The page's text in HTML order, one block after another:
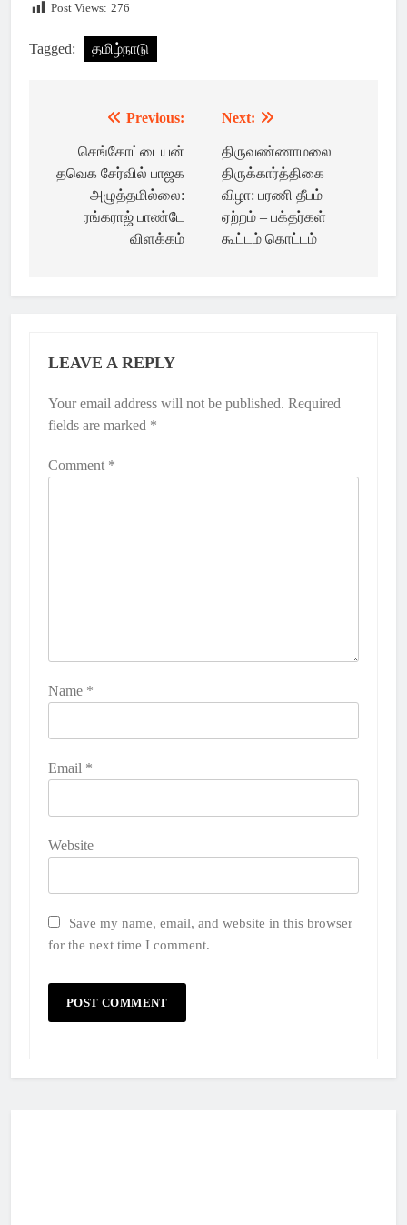
Post Views: 276
Tagged: தமிழ்நாடு
navigation
Previous:
செங்கோட்டையன்
தவெக சேர்வில் பாஜக
அழுத்தமில்லை:
ரங்கராஜ் பாண்டே
விளக்கம்
Next:
திருவண்ணாமலை
திருக்கார்த்திகை
விழா: பரணி தீபம்
ஏற்றம் – பக்தர்கள்
கூட்டம் கொட்டம்
LEAVE A REPLY
Your email address will not be published. Required
fields are marked *
Comment *
Name *
Email *
Website
Save my name, email, and website in this browser
for the next time I comment.